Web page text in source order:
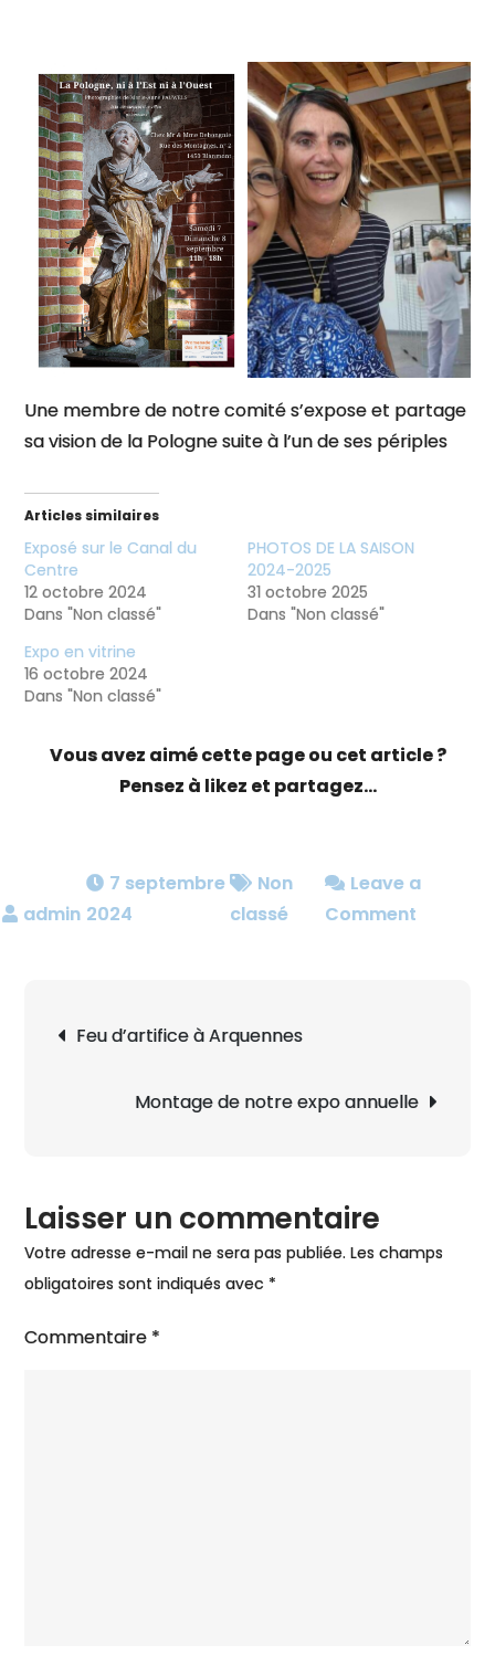
Une membre de notre comité s’expose et partage
sa vision de la Pologne suite à l’un de ses périples
Articles similaires
Exposé sur le Canal du
Centre
12 octobre 2024
Dans "Non classé"
PHOTOS DE LA SAISON
2024-2025
31 octobre 2025
Dans "Non classé"
Expo en vitrine
16 octobre 2024
Dans "Non classé"
Vous avez aimé cette page ou cet article ?
Pensez à likez et partagez...
7 septembre
2024
Non
classé
Leave a
Comment
Navigation
de
l’article
Feu d’artifice à Arquennes
Montage de notre expo annuelle
Laisser un commentaire
Votre adresse e-mail ne sera pas publiée. Les champs
obligatoires sont indiqués avec *
Commentaire *